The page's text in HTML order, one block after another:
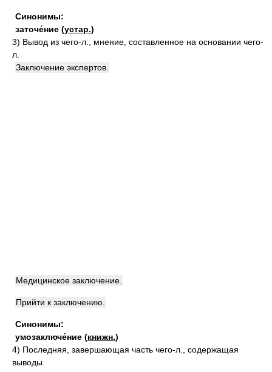
Синонимы:
заточе́ние (устар.)
3) Вывод из чего-л., мнение, составленное на основании чего-
л.
Заключение экспертов.
Медицинское заключение.
Прийти к заключению.
Синонимы:
умозаключе́ние (книжн.)
4) Последняя, завершающая часть чего-л., содержащая
выводы.